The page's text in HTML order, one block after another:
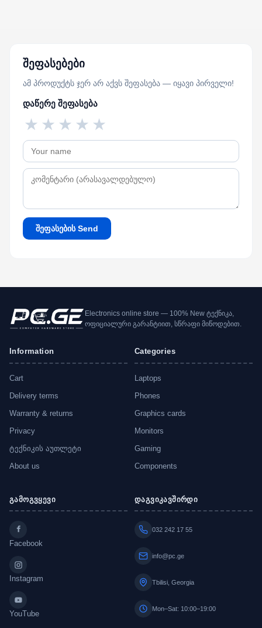
შეფასებები
ამ პროდუქტს ჯერ არ აქვს შეფასება — იყავი პირველი!
დაწერე შეფასება
★
★
★
★
★
შეფასების Send
Electronics online store — 100% New ტექნიკა,
ოფიციალური გარანტიით, სწრაფი მიწოდებით.
Information
Cart
Delivery terms
Warranty & returns
Privacy
ტექნიკის აუთლეტი
About us
Categories
Laptops
Phones
Graphics cards
Monitors
Gaming
Components
გამოგვყევი
Facebook
Instagram
YouTube
დაგვიკავშირდი
032 242 17 55
info@pc.ge
Tbilisi, Georgia
Mon–Sat: 10:00–19:00